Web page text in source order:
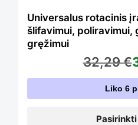
Universalus rotacinis
šlifavimui, poliravimui,
gręžimui
32,29€
Liko 6
options
may
be